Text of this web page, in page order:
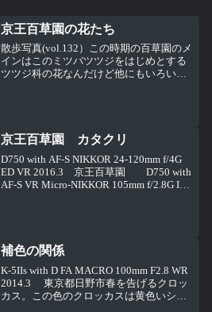
京王百草園の花たち
散歩写真(vol.132）この時期の百草園のメ
インはこのミツバツツジをはじめとする
ツツジ科の花なんだけど他にもいろいろ
京王百草園 カタクリ
D750 with AF-S NIKKOR 24-120mm f/4G
ED VR 2016.3 京王百草園 D750 with
AF-S VR Micro-NIKKOR 105mm f/2.8G IF-
補色の関係
K-5IIs with D FA MACRO 100mm F2.8 WR
2014.3 東京都日野市春を告げるクロッ
カス。この色のクロッカスは黄色いシベ